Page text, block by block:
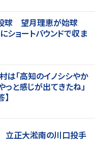
球 望月理恵が始球
ショートバウンドで収ま
は「高知のイノシシやか
っと感じが出てきたね」
正大淞南の川口投手